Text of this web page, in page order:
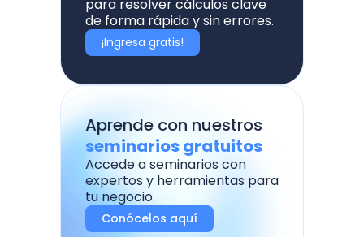
para resolver cálculos clave
de forma rápida y sin errores.
¡Ingresa gratis!
Aprende con nuestros
seminarios gratuitos
Accede a seminarios con
expertos y herramientas para
tu negocio.
Conócelos aquí